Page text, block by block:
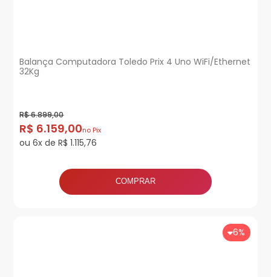
Balança Computadora Toledo Prix 4 Uno WiFi/Ethernet
32Kg
R$ 6.899,00
R$ 6.159,00no Pix
ou 6x de R$ 1.115,76
COMPRAR
6%